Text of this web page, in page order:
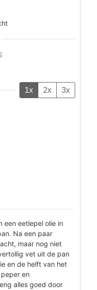
1x 2x 3x
een eetlepel olie in
Na een paar
maar nog niet
vet uit de pan
en de helft van het
en
alles goed door